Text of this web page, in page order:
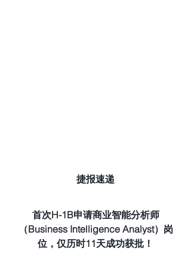
捷报速递
首次H-1B申请商业智能分析师
（Business Intelligence Analyst）岗
位，仅历时11天成功获批！